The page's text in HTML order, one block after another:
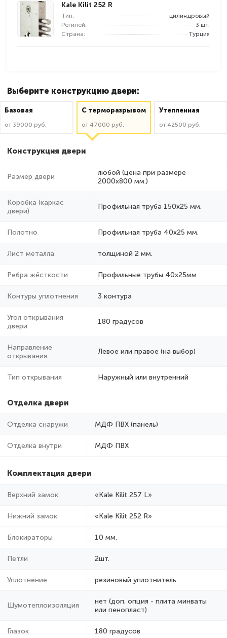
Kale Kilit 252 R
Тип:
цилиндровый
Регилей:
3 шт.
Страна:
Турция
Выберите конструкцию двери:
Базовая
от 39000 руб.
C терморазрывом
от 47000 руб.
Утепленная
от 42500 руб.
Конструкция двери
Размер двери
любой (цена при размере
2000x800 мм.)
Коробка (каркас
двери)
Профильная труба 150х25 мм.
Полотно Профильная труба 40х25 мм.
Лист металла толщиной 2 мм.
Ребра жёсткости Профильные трубы 40х25мм
Контуры уплотнения 3 контура
Угол открывания
двери
180 градусов
Направление
открывания
Левое или правое (на выбор)
Тип открывания Наружный или внутренний
Отделка двери
Отделка снаружи МДФ ПВХ (панель)
Отделка внутри МДФ ПВХ
Комплектация двери
Верхний замок: «Kale Kilit 257 L»
Нижний замок: «Kale Kilit 252 R»
Блокираторы 10 мм.
Петли 2шт.
Уплотнение резиновый уплотнитель
Шумотеплоизоляция
нет (доп. опция - плита минваты
или пенопласт)
Глазок 180 градусов